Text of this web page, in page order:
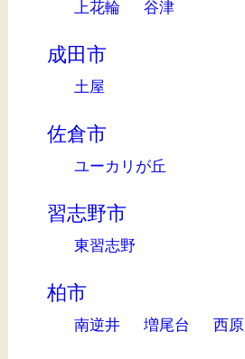
上花輪 谷津
成田市
土屋
佐倉市
ユーカリが丘
習志野市
東習志野
柏市
南逆井 増尾台 西原